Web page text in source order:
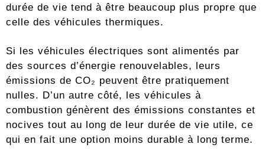
durée de vie tend à être beaucoup plus propre que
celle des véhicules thermiques.
Si les véhicules électriques sont alimentés par
des sources d’énergie renouvelables, leurs
émissions de CO₂ peuvent être pratiquement
nulles. D’un autre côté, les véhicules à
combustion génèrent des émissions constantes et
nocives tout au long de leur durée de vie utile, ce
qui en fait une option moins durable à long terme.